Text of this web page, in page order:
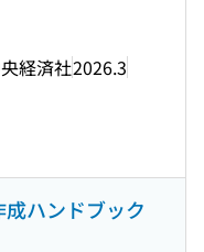
経済社2026.3
ハンドブック